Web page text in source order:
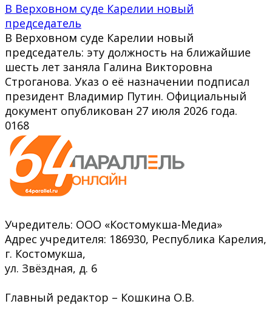
В Верховном суде Карелии новый
председатель
В Верховном суде Карелии новый
председатель: эту должность на ближайшие
шесть лет заняла Галина Викторовна
Строганова. Указ о её назначении подписал
президент Владимир Путин. Официальный
документ опубликован 27 июля 2026 года.
0168
Учредитель: ООО «Костомукша-Медиа»
Адрес учредителя: 186930, Республика Карелия,
г. Костомукша,
ул. Звёздная, д. 6
Главный редактор – Кошкина О.В.